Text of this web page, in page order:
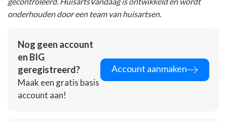
onderhouden door een team van huisartsen.
Nog geen account
en BIG
geregistreerd?
Maak een gratis basis
account aan!
Account aanmaken